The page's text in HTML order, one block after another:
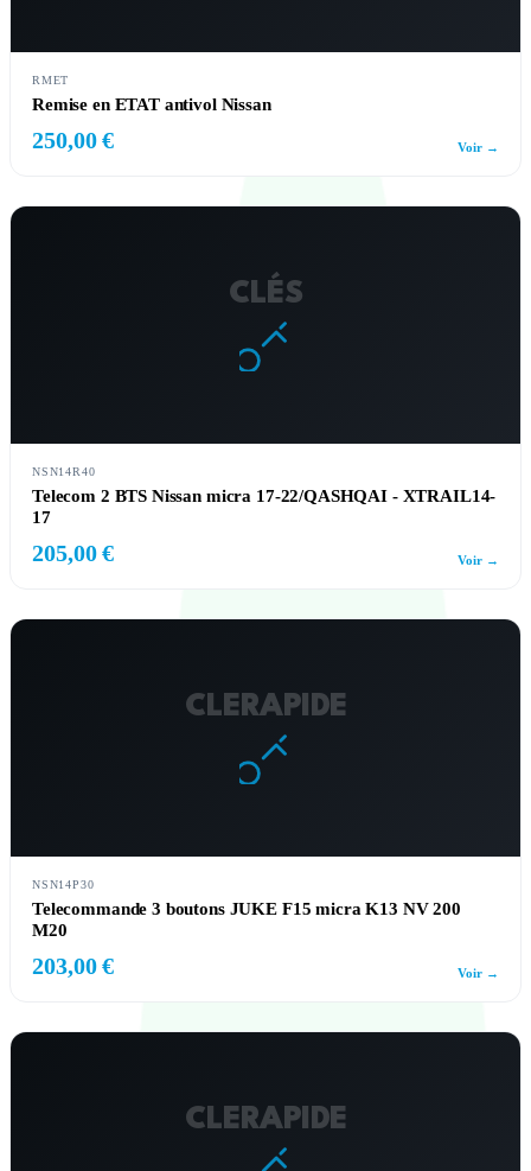
RMET
Remise en ETAT antivol Nissan
250,00 € Voir →
CLÉS
NSN14R40
Telecom 2 BTS Nissan micra 17-22/QASHQAI - XTRAIL14-
17
205,00 € Voir →
CLERAPIDE
NSN14P30
Telecommande 3 boutons JUKE F15 micra K13 NV 200
M20
203,00 € Voir →
CLERAPIDE